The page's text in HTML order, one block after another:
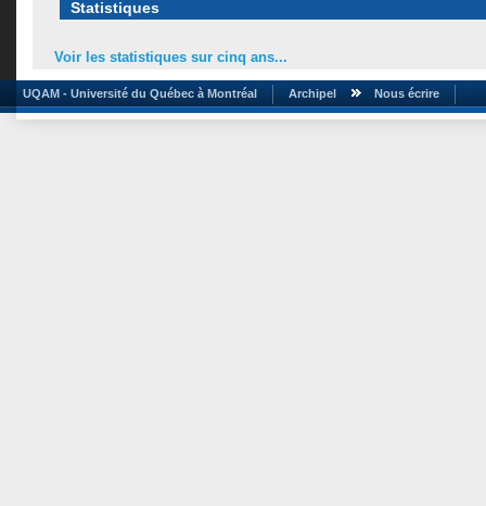
Statistiques
Voir les statistiques sur cinq ans...
UQAM - Université du Québec à Montréal Archipel Nous écrire